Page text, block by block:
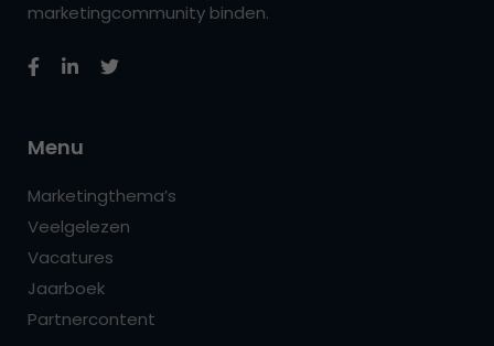
marketingcommunity binden.
Menu
Marketingthema’s
Veelgelezen
Vacatures
Jaarboek
Partnercontent